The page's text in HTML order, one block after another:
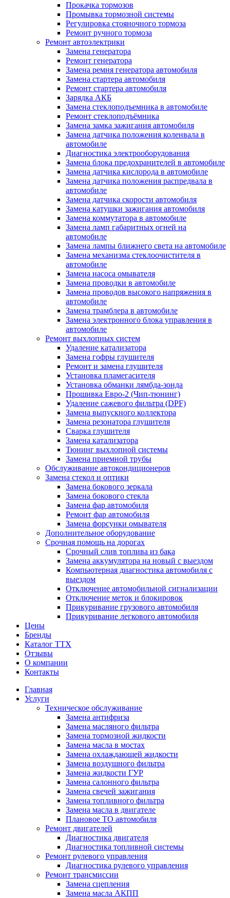
Прокачка тормозов
Промывка тормозной системы
Регулировка стояночного тормоза
Ремонт ручного тормоза
Ремонт автоэлектрики
Замена генератора
Ремонт генератора
Замена ремня генератора автомобиля
Замена стартера автомобиля
Ремонт стартера автомобиля
Зарядка АКБ
Замена стеклоподъемника в автомобиле
Ремонт стеклоподъёмника
Замена замка зажигания автомобиля
Замена датчика положения коленвала в
автомобиле
Диагностика электрооборудования
Замена блока предохранителей в автомобиле
Замена датчика кислорода в автомобиле
Замена датчика положения распредвала в
автомобиле
Замена датчика скорости автомобиля
Замена катушки зажигания автомобиля
Замена коммутатора в автомобиле
Замена ламп габаритных огней на
автомобиле
Замена лампы ближнего света на автомобиле
Замена механизма стеклоочистителя в
автомобиле
Замена насоса омывателя
Замена проводки в автомобиле
Замена проводов высокого напряжения в
автомобиле
Замена трамблера в автомобиле
Замена электронного блока управления в
автомобиле
Ремонт выхлопных систем
Удаление катализатора
Замена гофры глушителя
Ремонт и замена глушителя
Установка пламегасителя
Установка обманки лямбда-зонда
Прошивка Евро-2 (Чип-тюнинг)
Удаление сажевого фильтра (DPF)
Замена выпускного коллектора
Замена резонатора глушителя
Сварка глушителя
Замена катализатора
Тюнинг выхлопной системы
Замена приемной трубы
Обслуживание автокондиционеров
Замена стекол и оптики
Замена бокового зеркала
Замена бокового стекла
Замена фар автомобиля
Ремонт фар автомобиля
Замена форсунки омывателя
Дополнительное оборудование
Срочная помощь на дорогах
Срочный слив топлива из бака
Замена аккумулятора на новый с выездом
Компьютерная диагностика автомобиля с
выездом
Отключение автомобильной сигнализации
Отключение меток и блокировок
Прикуривание грузового автомобиля
Прикуривание легкового автомобиля
Цены
Бренды
Каталог ТТХ
Отзывы
О компании
Контакты
Главная
Услуги
Техническое обслуживание
Замена антифриза
Замена масляного фильтра
Замена тормозной жидкости
Замена масла в мостах
Замена охлаждающей жидкости
Замена воздушного фильтра
Замена жидкости ГУР
Замена салонного фильтра
Замена свечей зажигания
Замена топливного фильтра
Замена масла в двигателе
Плановое ТО автомобиля
Ремонт двигателей
Диагностика двигателя
Диагностика топливной системы
Ремонт рулевого управления
Диагностика рулевого управления
Ремонт трансмиссии
Замена сцепления
Замена масла АКПП